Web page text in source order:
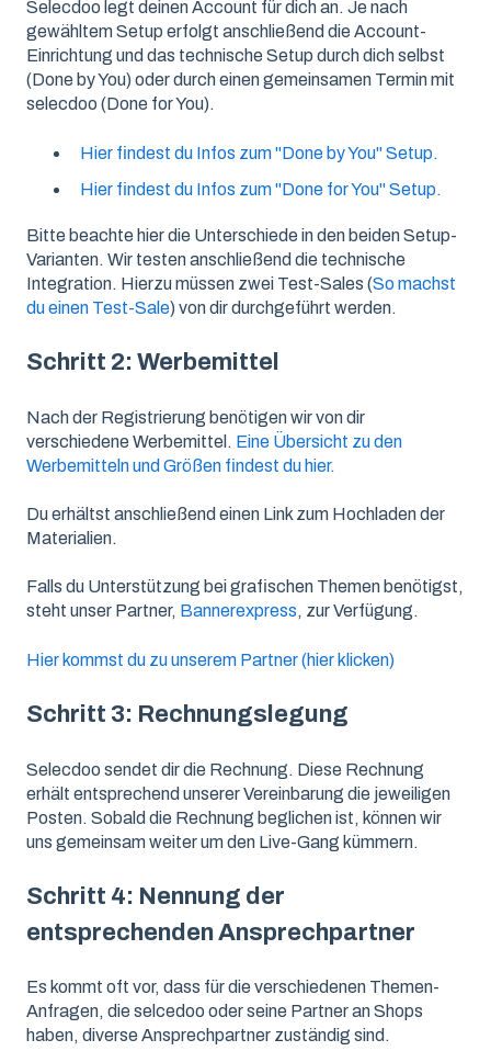
Selecdoo legt deinen Account für dich an. Je nach
gewähltem Setup erfolgt anschließend die Account-
Einrichtung und das technische Setup durch dich selbst
(Done by You) oder durch einen gemeinsamen Termin mit
selecdoo (Done for You).
Hier findest du Infos zum "Done by You" Setup.
Hier findest du Infos zum "Done for You" Setup.
Bitte beachte hier die Unterschiede in den beiden Setup-
Varianten. Wir testen anschließend die technische
Integration. Hierzu müssen zwei Test-Sales (So machst
du einen Test-Sale) von dir durchgeführt werden.
Schritt 2: Werbemittel
Nach der Registrierung benötigen wir von dir
verschiedene Werbemittel. Eine Übersicht zu den
Werbemitteln und Größen findest du hier.
Du erhältst anschließend einen Link zum Hochladen der
Materialien.
Falls du Unterstützung bei grafischen Themen benötigst,
steht unser Partner, Bannerexpress, zur Verfügung.
Hier kommst du zu unserem Partner (hier klicken)
Schritt 3: Rechnungslegung
Selecdoo sendet dir die Rechnung. Diese Rechnung
erhält entsprechend unserer Vereinbarung die jeweiligen
Posten. Sobald die Rechnung beglichen ist, können wir
uns gemeinsam weiter um den Live-Gang kümmern.
Schritt 4: Nennung der
entsprechenden Ansprechpartner
Es kommt oft vor, dass für die verschiedenen Themen-
Anfragen, die selcedoo oder seine Partner an Shops
haben, diverse Ansprechpartner zuständig sind.